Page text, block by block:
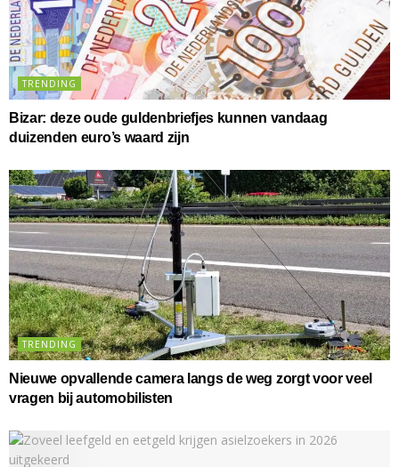
TRENDING
Bizar: deze oude guldenbriefjes kunnen vandaag
duizenden euro’s waard zijn
TRENDING
Nieuwe opvallende camera langs de weg zorgt voor veel
vragen bij automobilisten